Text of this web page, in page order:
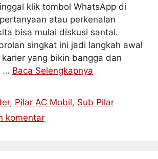
klik tombol WhatsApp di
atau perkenalan
bisa mulai diskusi santai.
singkat ini jadi langkah awal
yang bikin bangga dan
… Baca Selengkapnya
, Pilar AC Mobil, Sub Pilar
komentar